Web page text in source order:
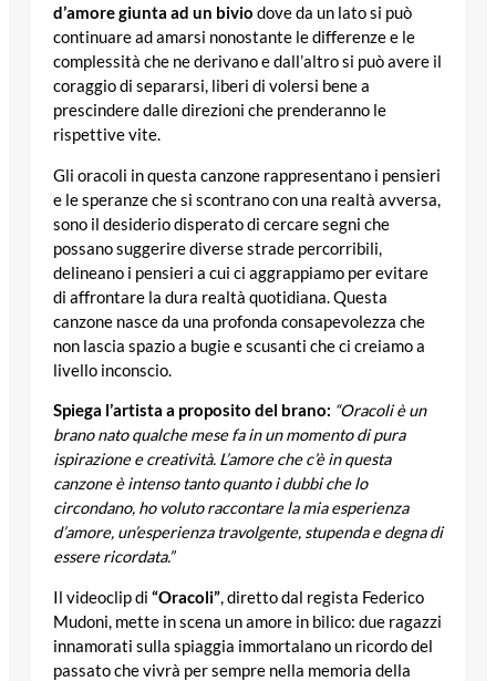
d’amore giunta ad un bivio dove da un lato si può
continuare ad amarsi nonostante le differenze e le
complessità che ne derivano e dall’altro si può avere il
coraggio di separarsi, liberi di volersi bene a
prescindere dalle direzioni che prenderanno le
rispettive vite.
Gli oracoli in questa canzone rappresentano i pensieri
e le speranze che si scontrano con una realtà avversa,
sono il desiderio disperato di cercare segni che
possano suggerire diverse strade percorribili,
delineano i pensieri a cui ci aggrappiamo per evitare
di affrontare la dura realtà quotidiana. Questa
canzone nasce da una profonda consapevolezza che
non lascia spazio a bugie e scusanti che ci creiamo a
livello inconscio.
Spiega l’artista a proposito del brano: “Oracoli è un
brano nato qualche mese fa in un momento di pura
ispirazione e creatività. L’amore che c’è in questa
canzone è intenso tanto quanto i dubbi che lo
circondano, ho voluto raccontare la mia esperienza
d’amore, un’esperienza travolgente, stupenda e degna di
essere ricordata.”
Il videoclip di “Oracoli”, diretto dal regista Federico
Mudoni, mette in scena un amore in bilico: due ragazzi
innamorati sulla spiaggia immortalano un ricordo del
passato che vivrà per sempre nella memoria della